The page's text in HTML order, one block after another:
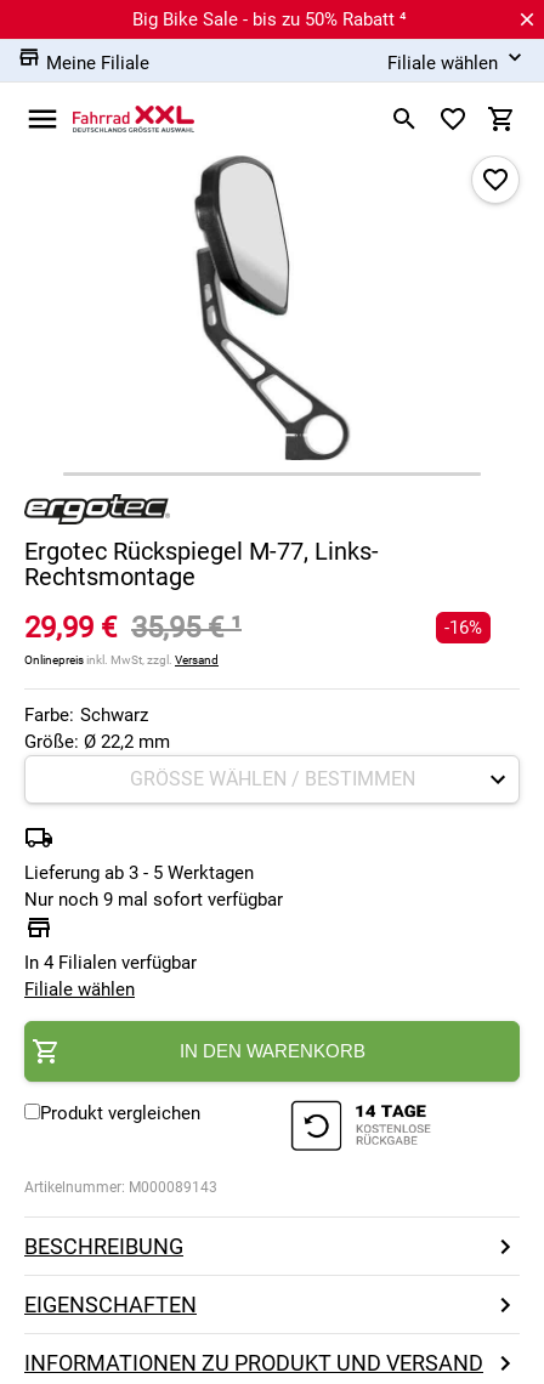
Big Bike Sale - bis zu 50% Rabatt ⁴
Meine Filiale
Filiale wählen
Ergotec Rückspiegel M-77, Links-
Rechtsmontage
29,99 € 35,95 €¹
Onlinepreisinkl. MwSt, zzgl. Versand
-16%
Farbe: Schwarz
Größe: Ø 22,2 mm
Lieferung ab 3 - 5 Werktagen
Nur noch 9 mal sofort verfügbar
In 4 Filialen verfügbar
Filiale wählen
IN DEN WARENKORB
Produkt vergleichen
Artikelnummer: M000089143
BESCHREIBUNG
EIGENSCHAFTEN
INFORMATIONEN ZU PRODUKT UND VERSAND